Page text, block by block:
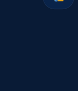
Instagram -